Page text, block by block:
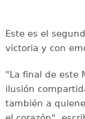
Este es el
victoria y con
"La final de este
ilusión
también a